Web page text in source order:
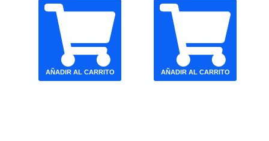
AÑADIR AL CARRITO AÑADIR AL CARRITO